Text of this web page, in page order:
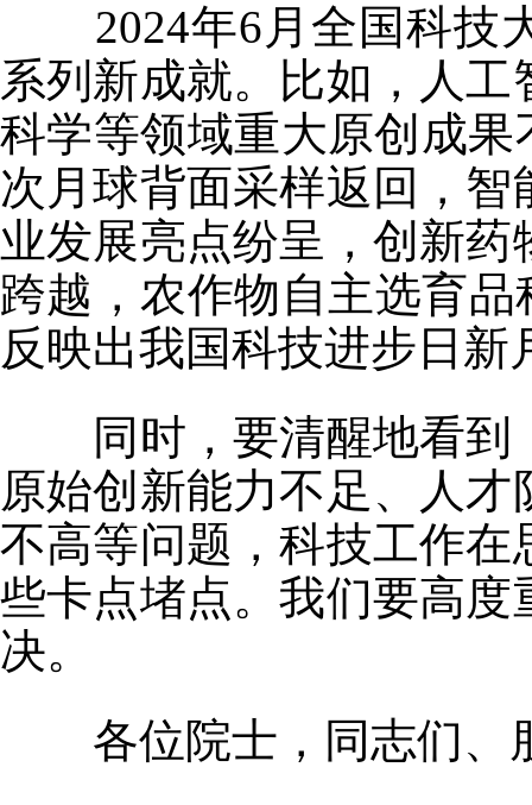
2024年6月全国科技
系列新成就。比如，人
科学等领域重大原创成
次月球背面采样返回，
业发展亮点纷呈，创新
跨越，农作物自主选育
反映出我国科技进步日
同时，要清醒地看到
原始创新能力不足、人
不高等问题，科技工作
些卡点堵点。我们要高
决。
各位院士，同志们、